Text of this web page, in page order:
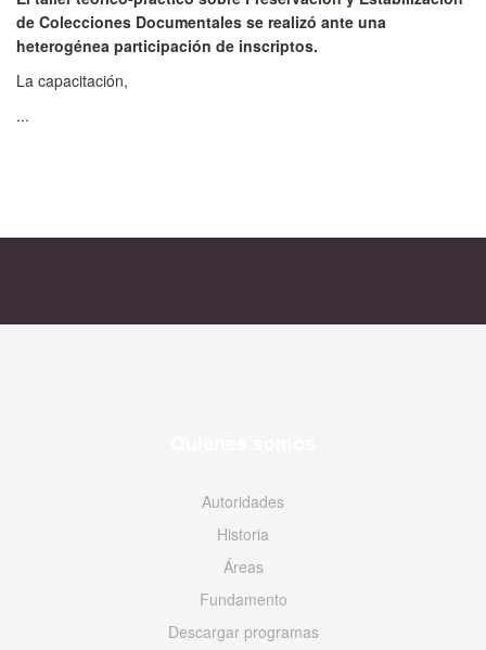
de Colecciones Documentales se realizó ante una
heterogénea participación de inscriptos.
La capacitación,
...
Autoridades
Historia
Áreas
Fundamento
Descargar programas